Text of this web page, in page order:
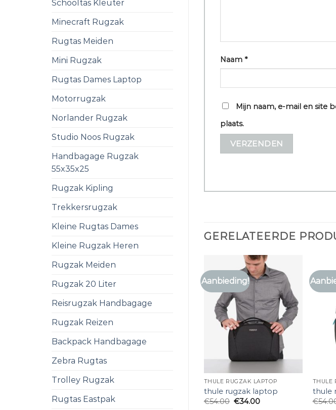
Schooltas Kleuter
Minecraft Rugzak
Rugtas Meiden
Mini Rugzak
Rugtas Dames Laptop
Motorrugzak
Norlander Rugzak
Studio Noos Rugzak
Handbagage Rugzak
55x35x25
Rugzak Kipling
Trekkersrugzak
Kleine Rugtas Dames
Kleine Rugzak Heren
Rugzak Meiden
Rugzak 20 Liter
Reisrugzak Handbagage
Rugzak Reizen
Backpack Handbagage
Zebra Rugtas
Trolley Rugzak
Rugtas Eastpak
Naam *
Mijn naam, e-mail en site
plaats.
GERELATEERDE
Aanbieding!
THULE RUGZAK LAPTOP
thule rugzak laptop
€54.00 €34.00
THULE
thule
€